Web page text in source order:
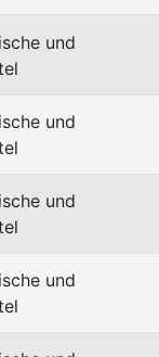
und
und
und
und